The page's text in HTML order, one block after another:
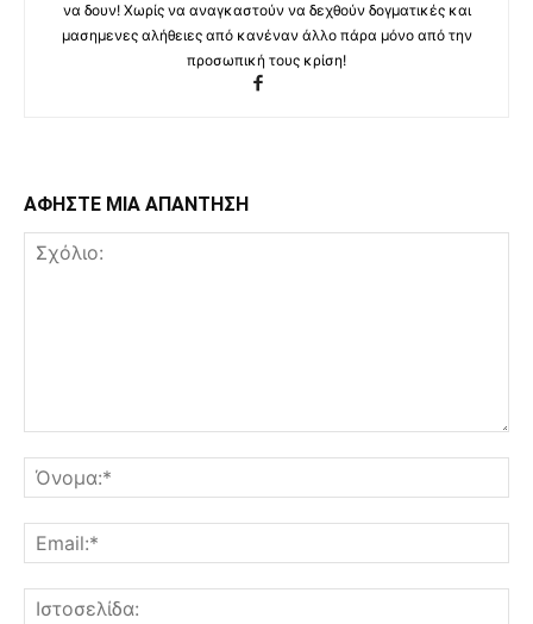
να δουν! Χωρίς να αναγκαστούν να δεχθούν δογματικές και
μασημενες αλήθειες από κανέναν άλλο πάρα μόνο από την
προσωπική τους κρίση!
ΑΦΗΣΤΕ ΜΙΑ ΑΠΑΝΤΗΣΗ